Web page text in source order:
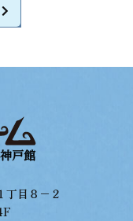
丁目８−２